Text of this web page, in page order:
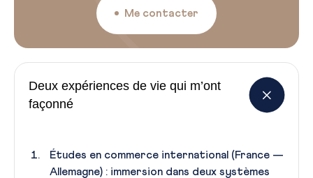
Me contacter
Deux expériences de vie qui m’ont
façonné
Études en commerce international (France —
Allemagne) : immersion dans deux systèmes